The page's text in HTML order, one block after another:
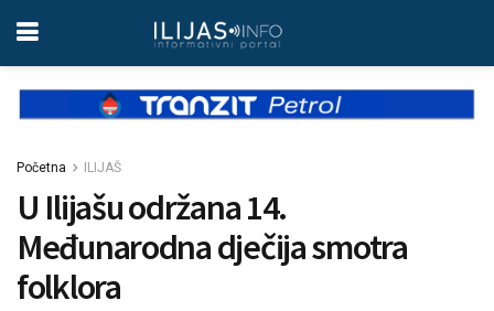
Početna ILIJAŠ
U Ilijašu održana 14.
Međunarodna dječija smotra
folklora